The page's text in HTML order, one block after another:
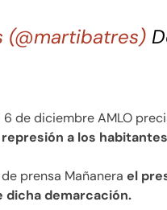
(@martibatres)
de diciembre AMLO
a los
prensa Mañanera el
demarcación.